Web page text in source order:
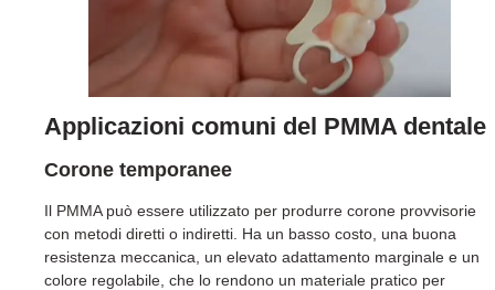
Applicazioni comuni del PMMA dentale
Corone temporanee
Il PMMA può essere utilizzato per produrre corone provvisorie
con metodi diretti o indiretti. Ha un basso costo, una buona
resistenza meccanica, un elevato adattamento marginale e un
colore regolabile, che lo rendono un materiale pratico per